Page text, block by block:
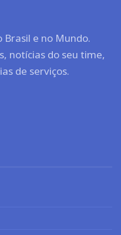
Brasil e no Mundo.
notícias do seu time,
de serviços.